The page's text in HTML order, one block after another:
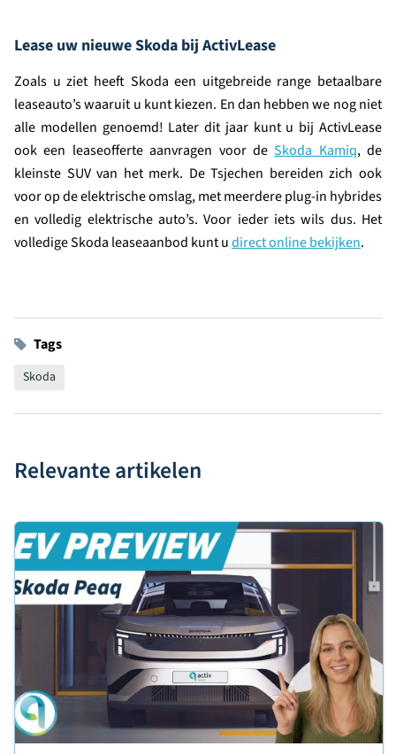
Lease uw nieuwe Skoda bij ActivLease
Zoals u ziet heeft Skoda een uitgebreide range betaalbare
leaseauto’s waaruit u kunt kiezen. En dan hebben we nog niet
alle modellen genoemd! Later dit jaar kunt u bij ActivLease
ook een leaseofferte aanvragen voor deSkoda Kamiq, de
kleinste SUV van het merk. De Tsjechen bereiden zich ook
voor op de elektrische omslag, met meerdere plug-in hybrides
en volledig elektrische auto’s. Voor ieder iets wils dus. Het
volledige Skoda leaseaanbod kunt udirect online bekijken.
Tags
Skoda
Relevante artikelen